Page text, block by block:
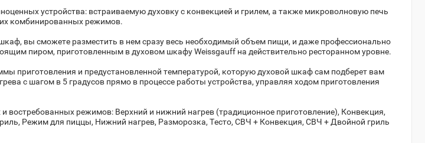
7009SED06 WH
Артикул: 954109
33 050
Духовой шкаф Smeg SFP
805 AO
устройства: встраиваемую духовку с конвекцией и грилем, а также микроволновую печь
комбинированных режимов.
вы сможете разместить в нем сразу весь необходимый объем пищи, и даже профессионально
пиром, приготовленным в духовом шкафу Weissgauff на действительно ресторанном уровне.
приготовления и предустановленной температурой, которую духовой шкаф сам подберет вам
с шагом в 5 градусов прямо в процессе работы устройства, управляя ходом приготовления
режимов: Верхний и нижний нагрев (традиционное приготовление), Конвекция,
Режим для пиццы, Нижний нагрев, Разморозка, Тесто, СВЧ + Конвекция, СВЧ + Двойной гриль